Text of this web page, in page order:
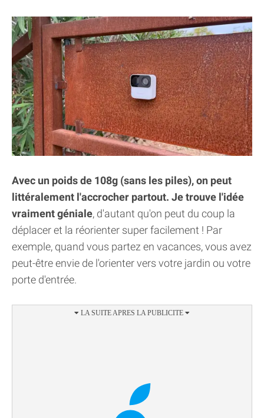
Avec un poids de 108g (sans les piles), on peut
littéralement l'accrocher partout. Je trouve l'idée
vraiment géniale, d'autant qu'on peut du coup la
déplacer et la réorienter super facilement ! Par
exemple, quand vous partez en vacances, vous avez
peut-être envie de l'orienter vers votre jardin ou votre
porte d'entrée.